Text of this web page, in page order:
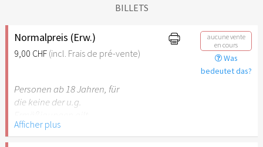
BILLETS
Normalpreis (Erw.)
9,00 CHF (incl. Frais de pré-vente)
aucune vente
en cours
Was
bedeutet das?
Personen ab 18 Jahren, für
die keine der u.g.
Afficher plus